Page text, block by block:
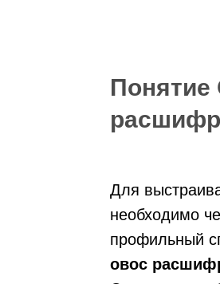
Понятие
Для
необходимо
профильный
овос